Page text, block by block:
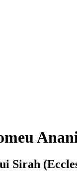
Sirah